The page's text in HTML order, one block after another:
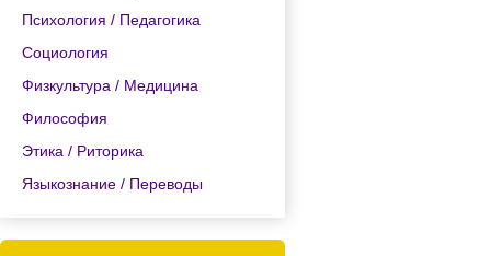
Психология / Педагогика
Социология
Физкультура / Медицина
Философия
Этика / Риторика
Языкознание / Переводы